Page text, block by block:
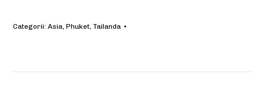
Categorii:Asia,Phuket,Tailanda